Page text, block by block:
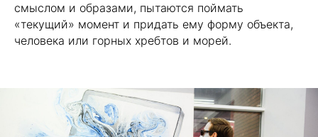
смыслом и образами, пытаются поймать
«текущий» момент и придать ему форму объекта,
человека или горных хребтов и морей.